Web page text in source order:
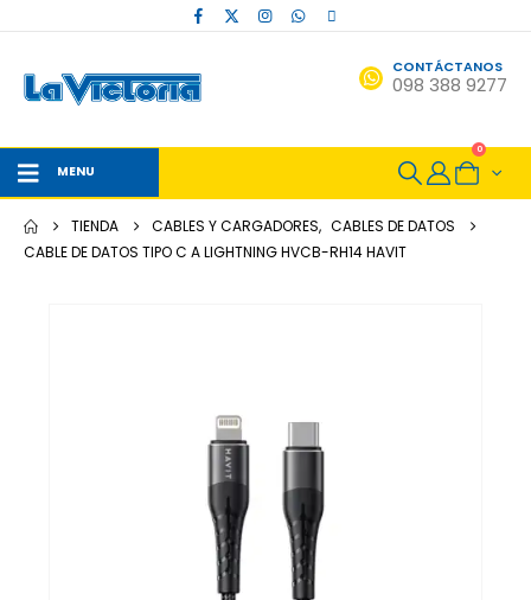
CONTÁCTANOS
098 388 9277
MENU
0
TIENDA CABLES Y CARGADORES, CABLES DE DATOS
CABLE DE DATOS TIPO C A LIGHTNING HVCB-RH14 HAVIT